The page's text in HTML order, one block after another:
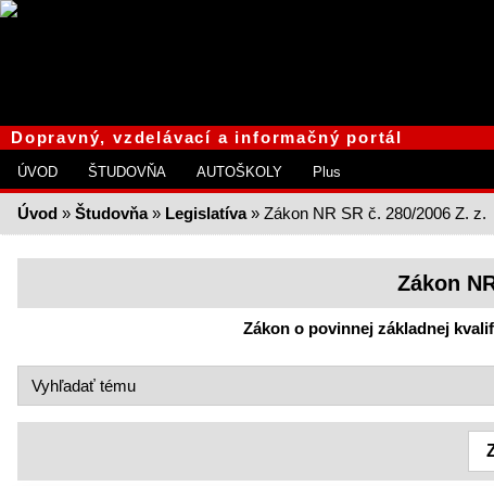
Dopravný, vzdelávací a informačný portál
ÚVOD ŠTUDOVŇA AUTOŠKOLY Plus
Úvod » Študovňa» Legislatíva» Zákon NR SR č. 280/2006 Z. z.
Zákon
Zákon o povinnej základnej